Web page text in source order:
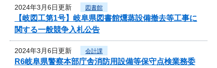
2024年3月6日更新 図書館
【岐図工第1号】岐阜県図書館燻蒸設備撤去等工事に
関する一般競争入札公告
2024年3月6日更新 会計課
R6岐阜県警察本部庁舎消防用設備等保守点検業務委